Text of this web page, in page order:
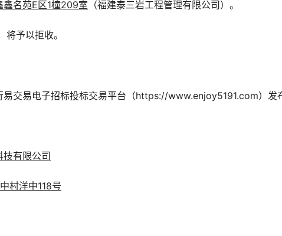
鑫名苑E区1橦209室 （福建泰三岩工程管理有限公司）。
予以拒收。
易交易电子招标投标交易平台（https://www.enjoy5191.com）发
有限公司
村洋中118号